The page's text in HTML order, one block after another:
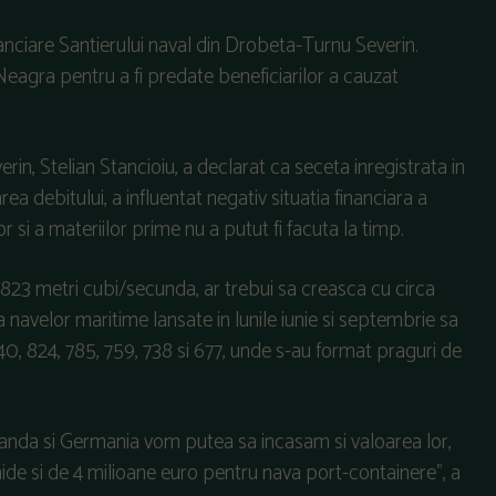
Santierului naval din Drobeta-Turnu Severin.
pentru a fi predate beneficiarilor a cauzat
Stelian Stancioiu, a declarat ca seceta inregistrata in
debitului, a influentat negativ situatia financiara a
si a materiilor prime nu a putut fi facuta la timp.
metri cubi/secunda, ar trebui sa creasca cu circa
maritime lansate in lunile iunie si septembrie sa
824, 785, 759, 738 si 677, unde s-au format praguri de
si Germania vom putea sa incasam si valoarea lor,
si de 4 milioane euro pentru nava port-containere", a